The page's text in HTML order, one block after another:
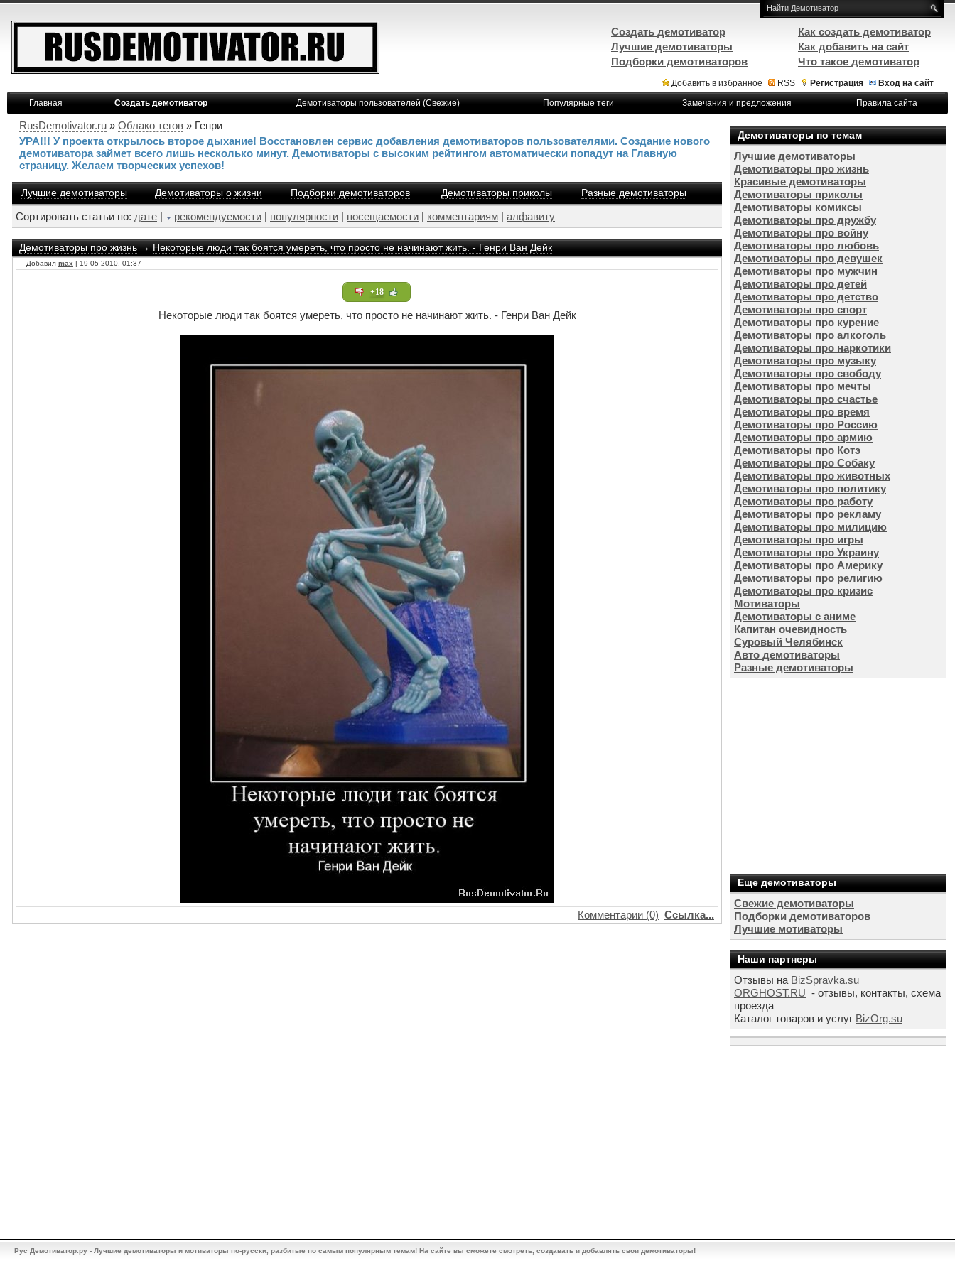
Добавить в избранное RSS Регистрация
Вход на сайт
Главная
Создать демотиватор Демотиваторы пользователей (Свежие) Популярные теги Замечания и предложения Правила сайта
RusDemotivator.ru » Облако тегов » Генри
УРА!!! У проекта открылось второе дыхание! Восстановлен сервис добавления демотиваторов пользователями. Создание нового
демотиватора займет всего лишь несколько минут. Демотиваторы с высоким рейтингом автоматически попадут на Главную
страницу. Желаем творческих успехов!
Лучшие демотиваторы Демотиваторы о жизни Подборки демотиваторов Демотиваторы приколы Разные демотиваторы
Сортировать статьи по: дате | рекомендуемости | популярности | посещаемости | комментариям | алфавиту
Демотиваторы про жизнь→Некоторые люди так боятся умереть, что просто не начинают жить. - Генри Ван Дейк
Добавил max | 19-05-2010, 01:37
+18
Некоторые люди так боятся умереть, что просто не начинают жить. - Генри Ван Дейк
Комментарии (0) Ссылка...
Демотиваторы по темам
Лучшие демотиваторы
Демотиваторы про жизнь
Красивые демотиваторы
Демотиваторы приколы
Демотиваторы комиксы
Демотиваторы про дружбу
Демотиваторы про войну
Демотиваторы про любовь
Демотиваторы про девушек
Демотиваторы про мужчин
Демотиваторы про детей
Демотиваторы про детство
Демотиваторы про спорт
Демотиваторы про курение
Демотиваторы про алкоголь
Демотиваторы про наркотики
Демотиваторы про музыку
Демотиваторы про свободу
Демотиваторы про мечты
Демотиваторы про счастье
Демотиваторы про время
Демотиваторы про Россию
Демотиваторы про армию
Демотиваторы про Котэ
Демотиваторы про Собаку
Демотиваторы про животных
Демотиваторы про политику
Демотиваторы про работу
Демотиваторы про рекламу
Демотиваторы про милицию
Демотиваторы про игры
Демотиваторы про Украину
Демотиваторы про Америку
Демотиваторы про религию
Демотиваторы про кризис
Мотиваторы
Демотиваторы с аниме
Капитан очевидность
Суровый Челябинск
Авто демотиваторы
Разные демотиваторы
Еще демотиваторы
Свежие демотиваторы
Подборки демотиваторов
Лучшие мотиваторы
Наши партнеры
Отзывы на BizSpravka.su
ORGHOST.RU - отзывы, контакты, схема
проезда
Каталог товаров и услуг BizOrg.su
Создать демотиватор
Лучшие демотиваторы
Подборки демотиваторов
Как создать демотиватор
Как добавить на сайт
Что такое демотиватор
Рус Демотиватор.ру - Лучшие демотиваторы и мотиваторы по-русски, разбитые по самым популярным темам! На сайте вы сможете смотреть, создавать и добавлять свои демотиваторы!